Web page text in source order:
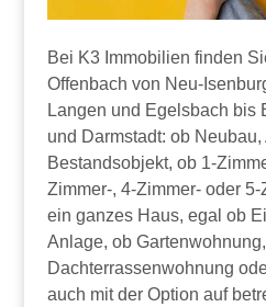
Bei K3 Immobilien finden
Offenbach von Neu-
Langen und Egelsbach bis
und Darmstadt: ob
Bestandsobjekt, ob 1-
Zimmer-, 4-Zimmer- oder
ein ganzes Haus, egal ob
Anlage, ob Gartenwohnung,
Dachterrassenwohnung
auch mit der Option auf